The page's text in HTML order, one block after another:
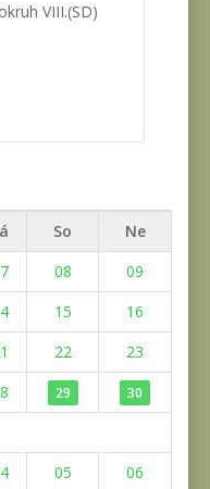
VIII.(SD)
So
Ne
08
09
15
16
22
23
29 30
05 06